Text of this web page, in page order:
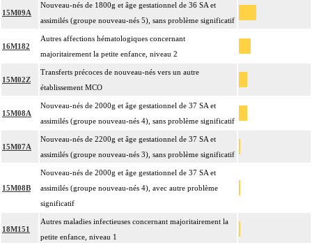
15M09A
Nouveau-nés de 1800g et âge gestationnel de 36 SA et
assimilés (groupe nouveau-nés 5), sans problème significatif
16M182
Autres affections hématologiques concernant
majoritairement la petite enfance, niveau 2
15M02Z
Transferts précoces de nouveau-nés vers un autre
établissement MCO
15M08A
Nouveau-nés de 2000g et âge gestationnel de 37 SA et
assimilés (groupe nouveau-nés 4), sans problème significatif
15M07A
Nouveau-nés de 2200g et âge gestationnel de 37 SA et
assimilés (groupe nouveau-nés 3), sans problème significatif
15M08B
Nouveau-nés de 2000g et âge gestationnel de 37 SA et
assimilés (groupe nouveau-nés 4), avec autre problème
significatif
18M151
Autres maladies infectieuses concernant majoritairement la
petite enfance, niveau 1